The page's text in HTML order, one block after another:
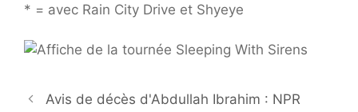
* = avec Rain City Drive et Shyeye
Avis de décès d'Abdullah Ibrahim : NPR